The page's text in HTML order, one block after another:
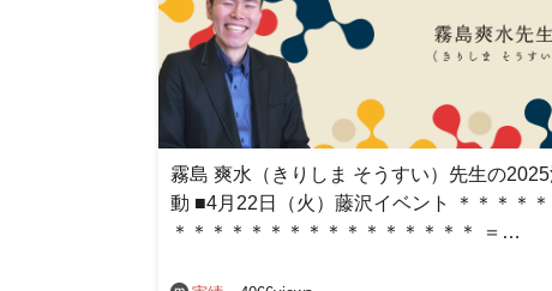
霧島 爽水（きりしま そうすい）先生の
動 ■4月22日（火）藤沢イベント ＊＊＊＊＊
＊＊＊＊＊＊＊＊＊＊＊＊＊＊＊＊ ＝…